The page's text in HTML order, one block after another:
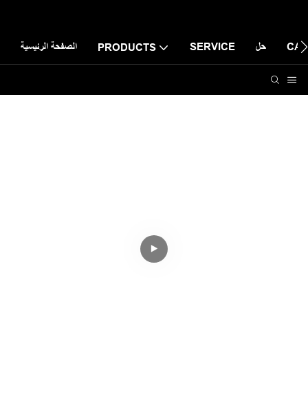
الصفحة الرئيسية PRODUCTS SERVICE حل